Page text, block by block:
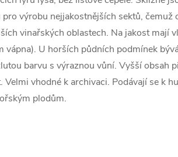
výrobu nejjakostnějších sektů, čemuž
vinařských oblastech. Na jakost
vápna). U horších půdních podmínek
barvu s výraznou vůní. Vyšší obsah
Velmi vhodné k archivaci. Podávají se k
plodům.